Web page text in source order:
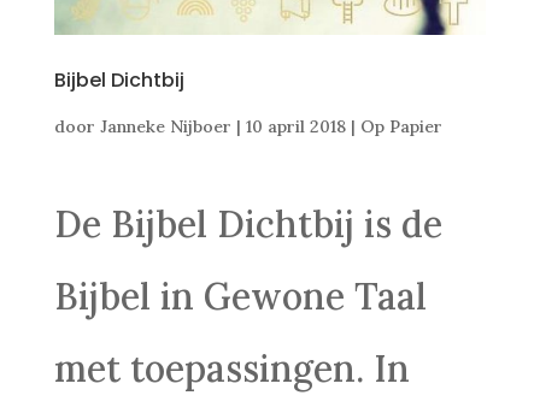
Bijbel Dichtbij
door Janneke Nijboer | 10 april 2018| Op Papier
De Bijbel Dichtbij is de
Bijbel in Gewone Taal
met toepassingen. In